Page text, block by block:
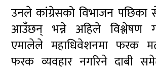
उनले कांग्रेसको विभाजन
आउँछन् भन्ने अहिले विश्लेषण
एमालेले महाधिवेशनमा फरक मत
फरक व्यवहार नगरिने दाबी